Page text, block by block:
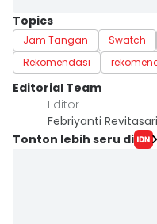
Topics
Jam Tangan Swatch
Rekomendasi
Editorial Team
Editor
Febriyanti Revitasari
Tonton lebih seru di